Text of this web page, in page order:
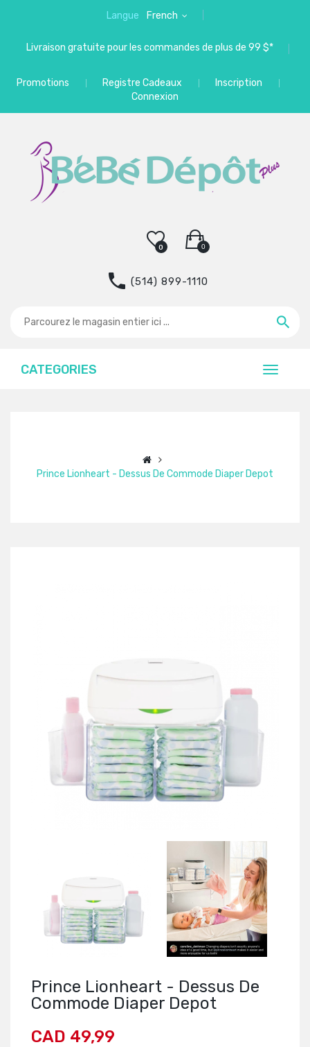
Langue French
Livraison gratuite pour les commandes de plus de 99 $*
Promotions Registre Cadeaux
Inscription
Connexion
0
0
(514) 899-1110
CATEGORIES
Prince Lionheart - Dessus De Commode Diaper Depot
Prince Lionheart - Dessus De
Commode Diaper Depot
CAD 49,99